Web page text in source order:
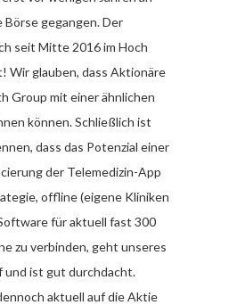
Börse gegangen. Der
seit Mitte 2016 im Hoch
Wir glauben, dass Aktionäre
Group mit einer ähnlichen
können. Schließlich ist
dass das Potenzial einer
der Telemedizin-App
offline (eigene Kliniken
für aktuell fast 300
zu verbinden, geht unseres
und ist gut durchdacht.
aktuell auf die Aktie